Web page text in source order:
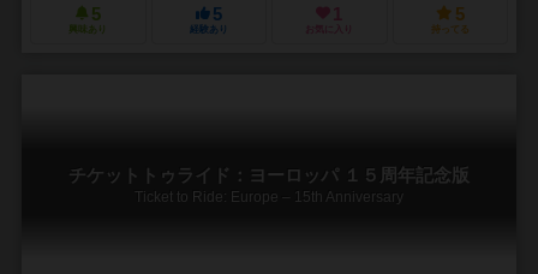
5
興味あり
5
経験あり
1
お気に入り
5
持ってる
チケットトゥライド：ヨーロッパ １５周年記念版
Ticket to Ride: Europe – 15th Anniversary